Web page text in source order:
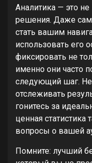
Аналитика — это
решения. Даже
стать вашим
использовать его
фиксировать не
именно они часто
следующий шаг. Не
отслеживать
гонитесь за
ценная статистика
вопросы о вашей
Помните: лучший